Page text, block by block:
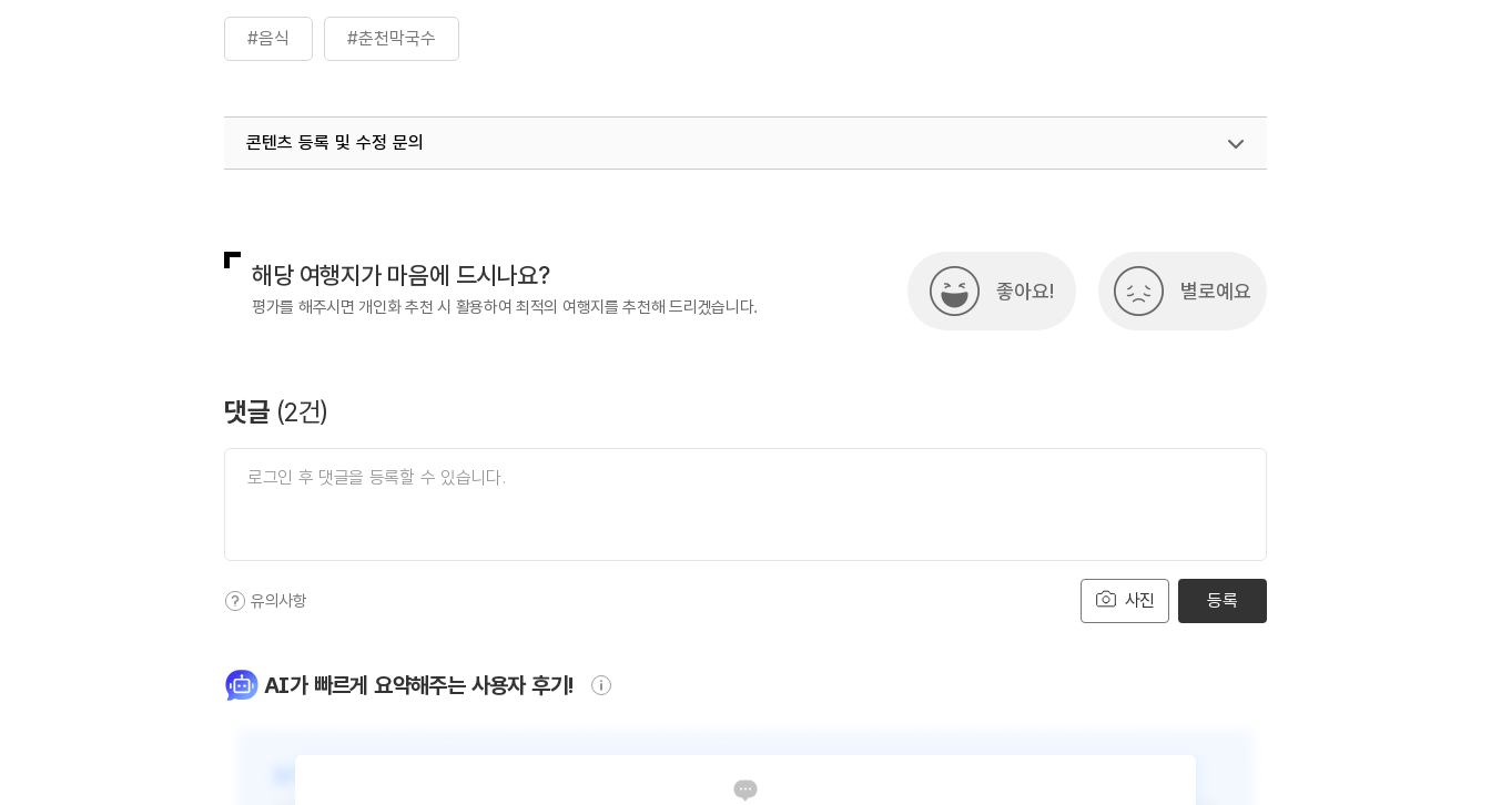
#음식 #춘천막국수
콘텐츠 등록 및 수정 문의
해당 여행지가 마음에 드시나요?
평가를 해주시면 개인화 추천 시 활용하여 최적의 여행지를 추천해 드리겠습니다.
좋아요! 별로예요
댓글 (2건)
사진
유의사항 등록
AI가 빠르게 요약해주는 사용자 후기!